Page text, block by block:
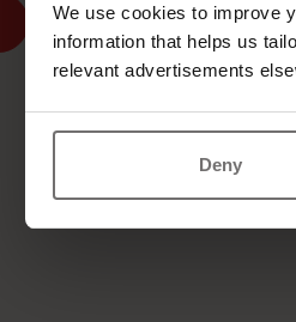
We use cookies to improve
information that helps us
relevant advertisements
Deny
Download Media Kit